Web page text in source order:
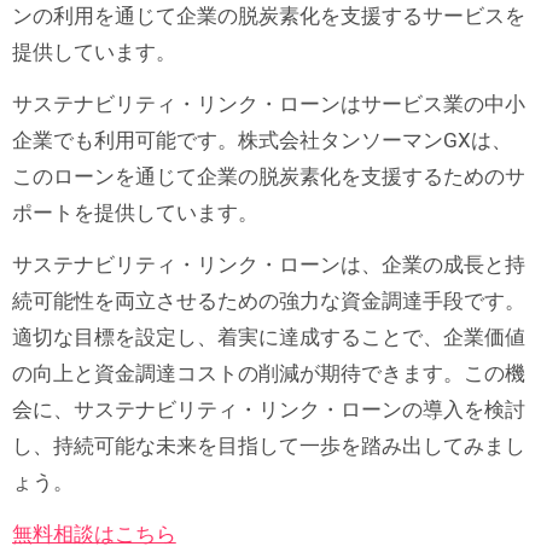
ンの利用を通じて企業の脱炭素化を支援するサービスを
提供しています。
サステナビリティ・リンク・ローンはサービス業の中小
企業でも利用可能です。株式会社タンソーマンGXは、
このローンを通じて企業の脱炭素化を支援するためのサ
ポートを提供しています。
サステナビリティ・リンク・ローンは、企業の成長と持
続可能性を両立させるための強力な資金調達手段です。
適切な目標を設定し、着実に達成することで、企業価値
の向上と資金調達コストの削減が期待できます。この機
会に、サステナビリティ・リンク・ローンの導入を検討
し、持続可能な未来を目指して一歩を踏み出してみまし
ょう。
無料相談はこちら